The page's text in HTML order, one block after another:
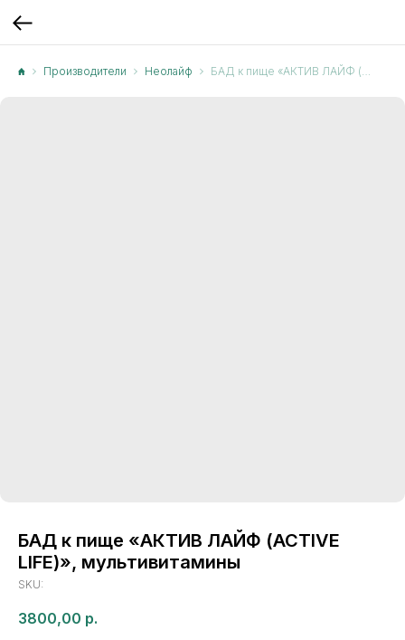
Производители Неолайф БАД к пище «АКТИВ ЛАЙФ (ACTIVE LIFE)», мультивитамины
БАД к пище «АКТИВ ЛАЙФ (ACTIVE
LIFE)», мультивитамины
SKU:
3800,00 р.